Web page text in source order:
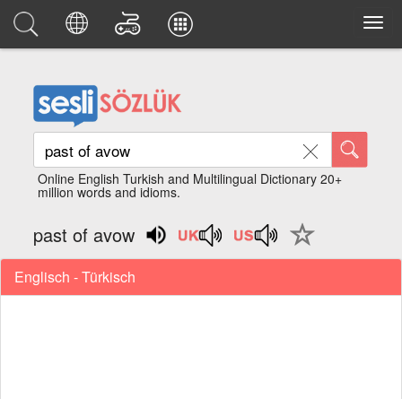
Online English Turkish and Multilingual Dictionary 20+
million words and idioms.
past of avow
Englisch - Türkisch